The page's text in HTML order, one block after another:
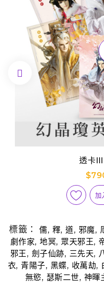
透卡
加

標籤：儒, 釋,道, 邪魔,
劇作家,地冥,眾天邪王,
邪王, 劍子仙跡, 三先天,
衣, 青陽子, 黑蝶, 收萬劫,
無慾, 瑟斯二世, 神暉